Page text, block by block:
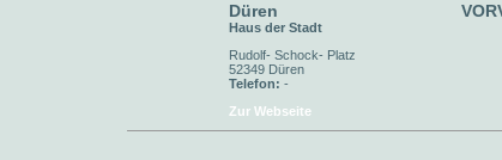
Düren
Haus der Stadt
Rudolf- Schock- Platz
52349 Düren
Telefon: -
Zur Webseite